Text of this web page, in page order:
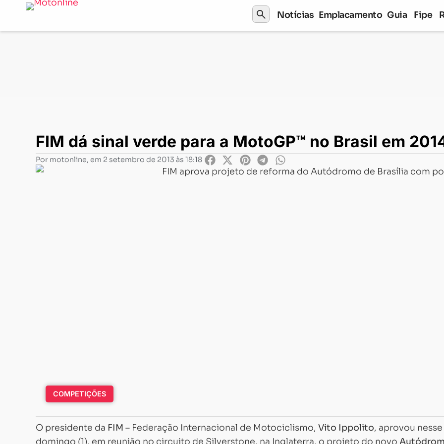
search Notícias Emplacamento Guia Fipe
FIM dá sinal verde para a MotoGP™ no Brasil em 2014
FIM dá sinal verde para a MotoGP™ no Brasil em
Por motonline, em 2 setembro de 2013 às 18:18
COMPETIÇÕES
O presidente da FIM – Federação Internacional de Motociclismo, Vito Ippolito, aprovou nesse
domingo (1), em reunião no circuito de Silverstone, na Inglaterra, o projeto do novo